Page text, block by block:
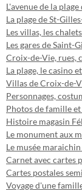
L'avenue de la
La plage de St-
Les villas, les
Les gares de Saint-
Croix-de-Vie, rues,
La plage, le casino
Villas de Croix-de-
Personnages,
Photos de famille
Histoire magasin
Le monument aux
Le musée
Carnet avec cartes
Cartes postales
Voyage d'une